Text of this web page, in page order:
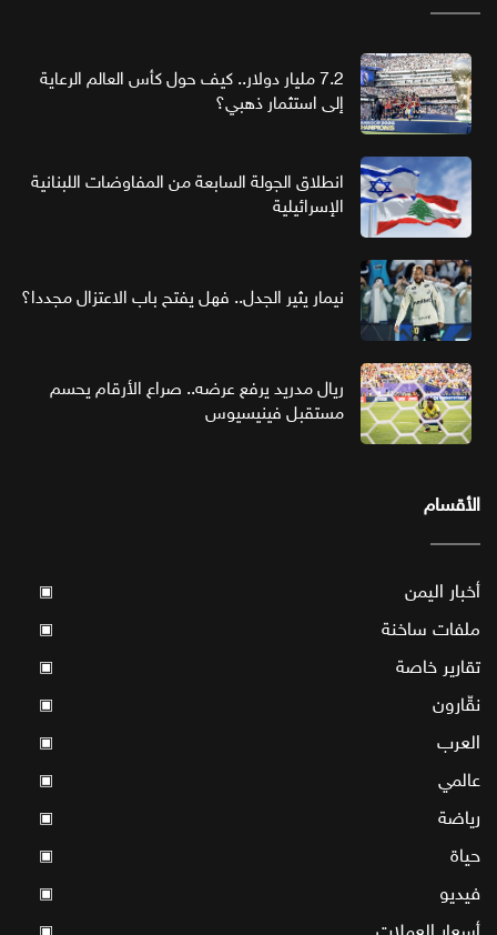
7.2 مليار دولار.. كيف حول كأس العالم الرعاية
إلى استثمار ذهبي؟
انطلاق الجولة السابعة من المفاوضات اللبنانية
الإسرائيلية
نيمار يثير الجدل.. فهل يفتح باب الاعتزال مجددا؟
ريال مدريد يرفع عرضه.. صراع الأرقام يحسم
مستقبل فينيسيوس
الأقسام
أخبار اليمن ▣
ملفات ساخنة ▣
تقارير خاصة ▣
نقّارون ▣
العرب ▣
عالمي ▣
رياضة ▣
حياة ▣
فيديو ▣